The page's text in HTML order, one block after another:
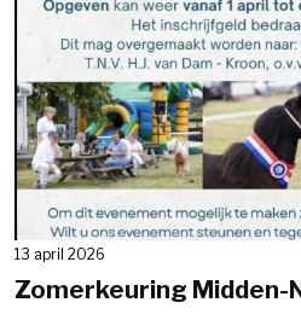
13 april 2026
Zomerkeuring Midden-